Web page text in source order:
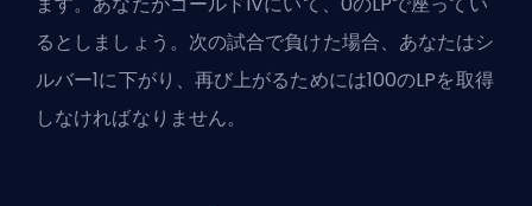
るとしましょう。次の試合で負けた場合、あなたはシ
ルバー1に下がり、再び上がるためには100のLPを取得
しなければなりません。